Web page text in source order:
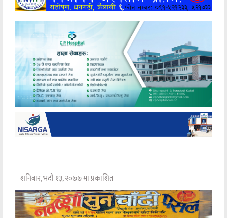
मनोरञ्जन
अन्य
शनिबार, भदौ १३, २०७७ मा प्रकाशित